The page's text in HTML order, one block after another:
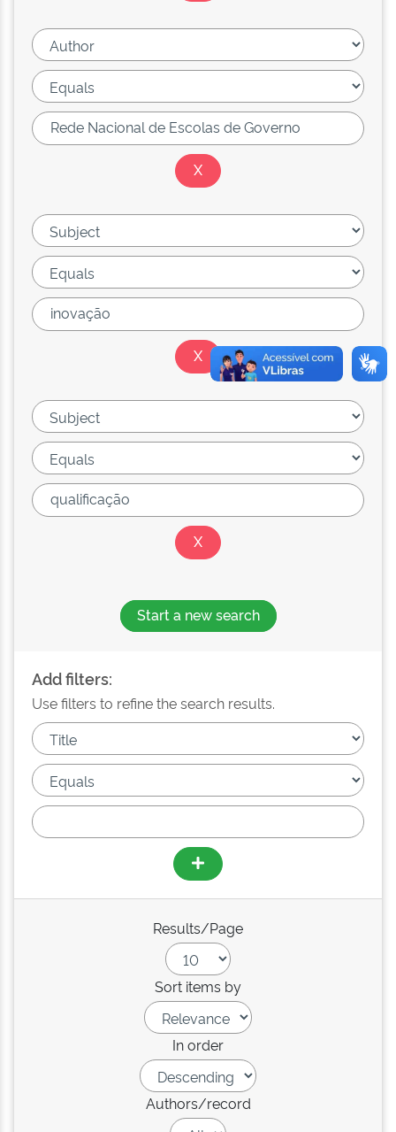
Start a new search
Add filters:
Use filters to refine the search results.
Results/Page
Sort items by
In order
Authors/record